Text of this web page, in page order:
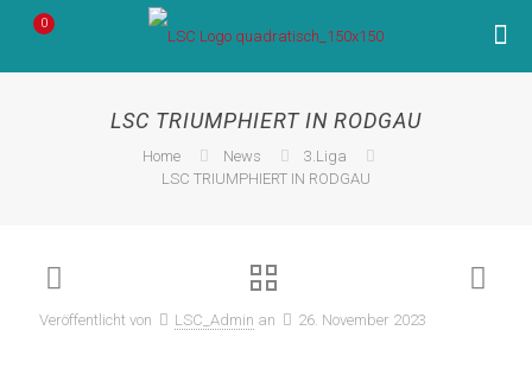
0
LSC TRIUMPHIERT IN RODGAU
Home News
3.Liga
LSC TRIUMPHIERT IN RODGAU
Veröffentlicht von LSC_Admin an 26. November 2023